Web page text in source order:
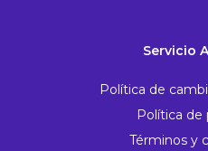
Servicio
Política de
Política de
Términos y